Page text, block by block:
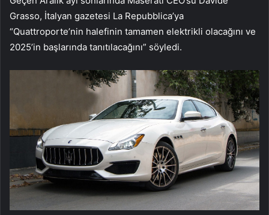
Grasso, İtalyan gazetesi La Repubblica’ya
“Quattroporte’nin halefinin tamamen elektrikli olacağını ve
2025’in başlarında tanıtılacağını” söyledi.